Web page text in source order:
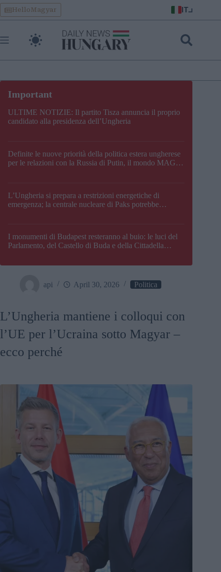
Skip
to
content
HelloMagyar IT
ULTIME NOTIZIE: Il partito Tisza annuncia il proprio
candidato alla presidenza dell’Ungheria
Definite le nuove priorità della politica estera ungherese
per le relazioni con la Russia di Putin, il mondo MAGA,
L’Ungheria si prepara a restrizioni energetiche di
emergenza; la centrale nucleare di Paks potrebbe
I monumenti di Budapest resteranno al buio: le luci del
Parlamento, del Castello di Buda e della Cittadella
api April 30, 2026 Politica
L’Ungheria mantiene i colloqui con
l’UE per l’Ucraina sotto Magyar –
ecco perché